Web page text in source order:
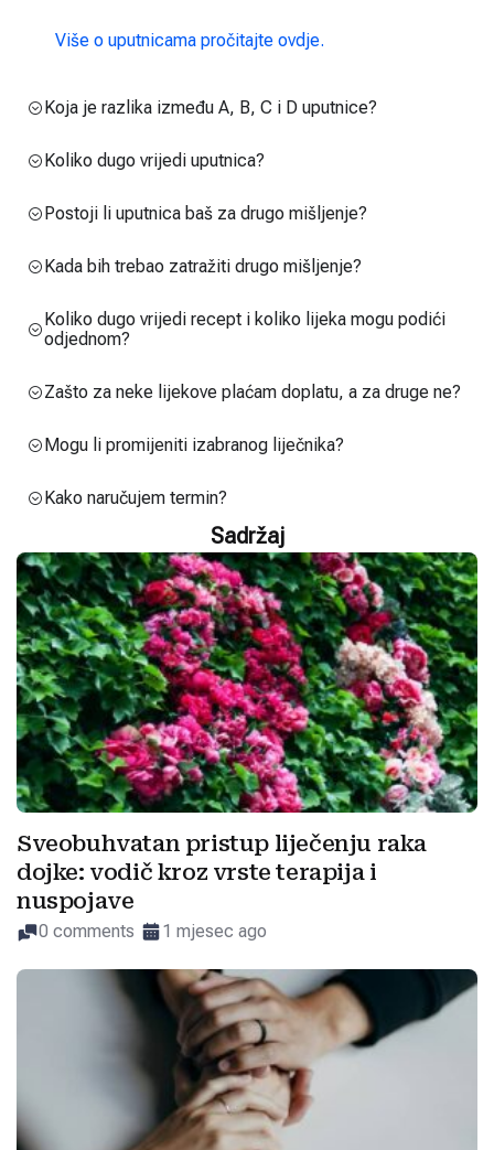
Više o uputnicama pročitajte ovdje.
Koja je razlika između A, B, C i D uputnice?
Koliko dugo vrijedi uputnica?
Postoji li uputnica baš za drugo mišljenje?
Kada bih trebao zatražiti drugo mišljenje?
Koliko dugo vrijedi recept i koliko lijeka mogu podići
odjednom?
Zašto za neke lijekove plaćam doplatu, a za druge ne?
Mogu li promijeniti izabranog liječnika?
Kako naručujem termin?
Sadržaj
Sveobuhvatan pristup liječenju raka
dojke: vodič kroz vrste terapija i
nuspojave
0 comments 1 mjesec ago